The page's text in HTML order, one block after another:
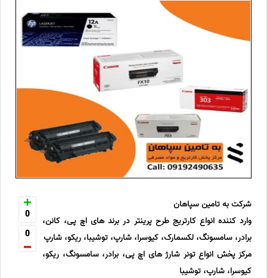
0
0
شرکت به تامین سپاهان
وارد کننده انواع کارتریج طرح پرینتر در برند های اچ پی، کانن،
برادر، سامسونگ، لکسمارک، کیوسرا، شارپ، توشیبا، ریکو، شارپ
مرکز پخش انواع تونر شارژ های اچ پی، برادر، سامسونگ، ریکو،
کیوسرا، شارپ، توشیبا